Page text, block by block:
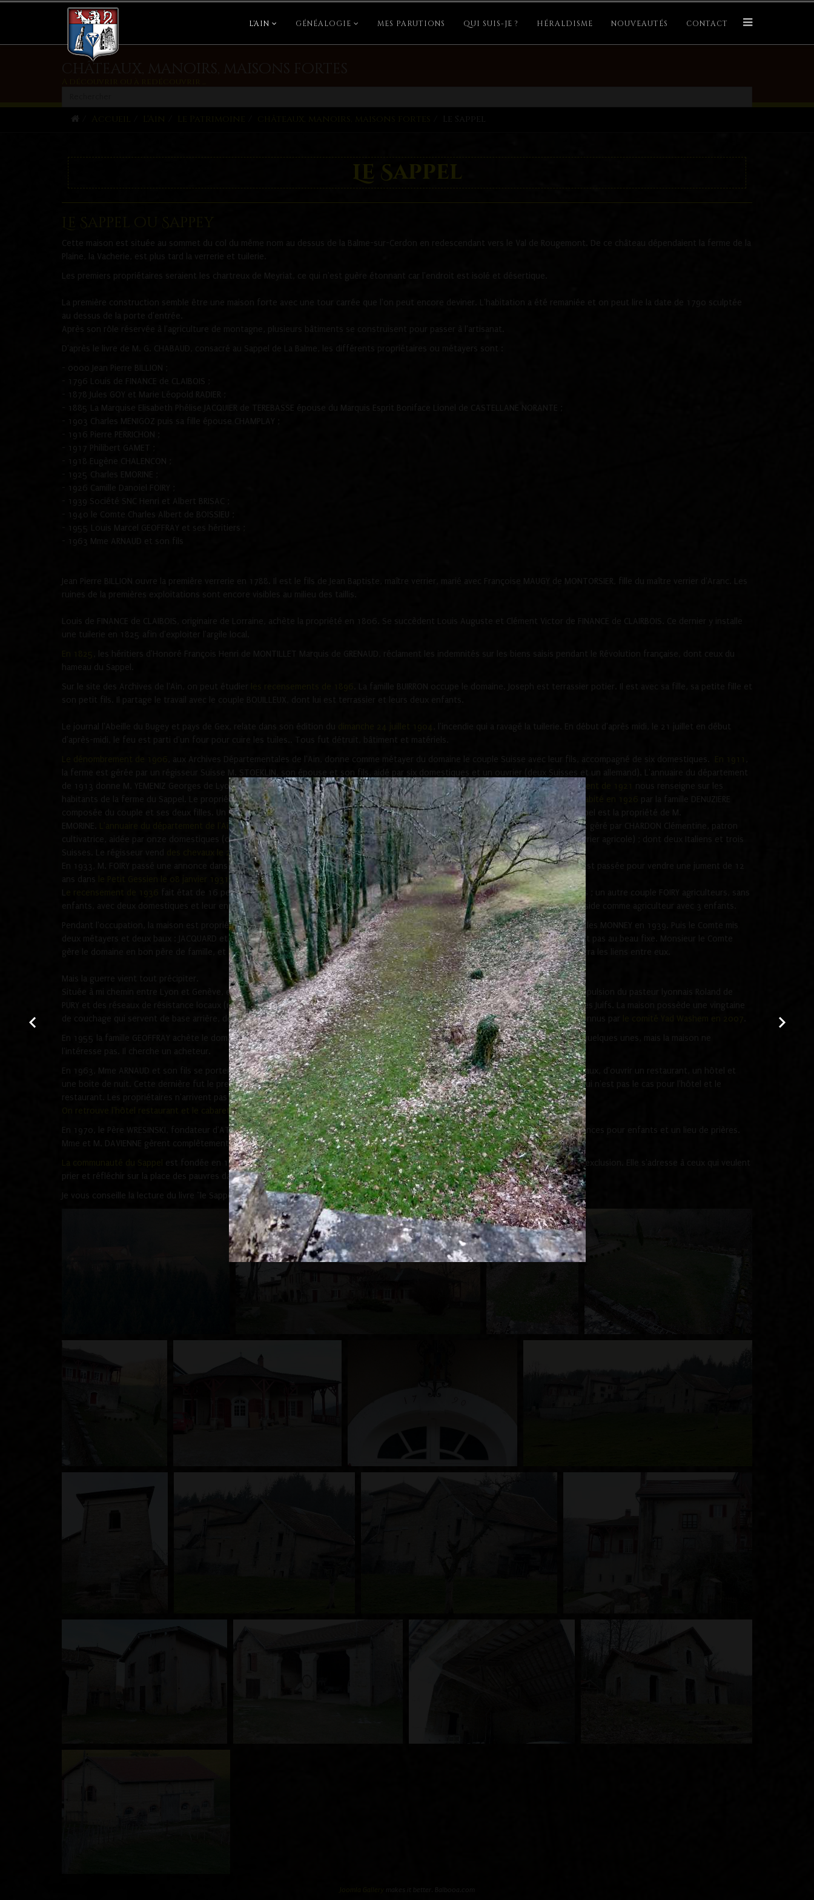
L'AIN GÉNÉALOGIE MES PARUTIONS QUI SUIS-JE ? HÉRALDISME NOUVEAUTÉS CONTACT
châteaux, manoirs, maisons fortes
Le Sappel
Le Sappel
Cette maison est située au sommet du col du même nom au dessus de la Balme-sur-Cerdon en redescendant vers le Val de Rougemont. De ce château dépendaient la ferme de la
Plaine, la Vacherie, est plus tard la verrerie et tuilerie.
Les premiers propriétaires seraient les chartreux de Meyriat, ce qui n'est guère étonnant car l'endroit est isolé et désertique.
La première construction semble être une maison forte avec une tour carrée que l'on peut encore deviner. L'habitation a été remaniée et on peut lire la date de 1790 sculptée
au dessus de la porte d'entrée.
Après son rôle réservée à l'agriculture de montagne, plusieurs bâtiments se construisent pour passer à l'artisanat.
D'après le livre de M. G. CHABAUD, consacré au Sappel de La Balme, les différents propriétaires ou métayers sont :
- 0000 Jean Pierre BILLION ;
- 1796 Louis de FINANCE de CLAIBOIS ;
- 1878 Jules GOY et Marie Léopold RADIER ;
- 1885 La Marquise Elisabeth Phélise JACQUIER de TEREBASSE épouse du Marquis Esprit Boniface Lionel de CASTELLANE NORANTE ;
- 1903 Charles MENIGOZ puis sa fille épouse CHAMPLAY ;
- 1916 Pierre PERRICHON ;
- 1917 Philibert GAMET ;
- 1918 Eugène CHALENCON ;
- 1925 Charles EMORINE ;
- 1926 Camille Danoiel FOIRY ;
- 1939 Société SNC Henri et Albert BRISAC ;
- 1940 le Comte Charles Albert de BOISSIEU ;
- 1955 Louis Marcel GEOFFRAY et ses héritiers ;
- 1963 Mme ARNAUD et son fils
Jean Pierre BILLION ouvre la première verrerie en 1788. Il est le fils de Jean Baptiste, maître verrier, marié avec Françoise MAUGY de MONTORSIER, fille du maître verrier d'Aranc. Les
ruines de la premières exploitations sont encore visibles au milieu des taillis.
Louis de FINANCE de CLAIBOIS, originaire de Lorraine, achète la propriété en 1806. Se succèdent Louis Auguste et Clément Victor de FINANCE de CLAIRBOIS. Ce dernier y installe
une tuilerie en 1825 afin d'exploiter l'argile local.
, les héritiers d'Honoré François Henri de MONTILLET Marquis de GRENAUD, réclament les indemnités sur les biens saisis pendant le Révolution française, dont ceux du
hameau du Sappel.
Sur le site des Archives de l'Ain, on peut étudier
. La famille BUIRRON occupe le domaine. Joseph est terrassier potier. Il est avec sa fille, sa petite fille et
son petit fils. Il partage le travail avec le couple BOUILLEUX, dont lui est terrassier et leurs deux enfants.
Le journal l'Abeille du Bugey et pays de Gex, relate dans son édition du
, l'incendie qui a ravagé la tuilerie. En début d'après midi, le 21 juillet en début
d'après-midi, le feu est parti d'un four pour cuire les tuiles.. Tous fut détruit, bâtiment et matériels.
, aux Archives Départementales de l'Ain, donne comme métayer du domaine le couple Suisse avec leur fils, accompagné de six domestiques.
la ferme est gérée par un régisseur Suisse M. STOEKLIN, son épouse et son fils, aidé par six domestiques et un ouvrier (deux Suisses et un allemand). L'annuaire du département
de 1913 donne M. YEMENIZ Georges de Lyon, et celui de 1914 M. CHAMPELAY, de Lons-le-Saunier, propriétaire du Sappey.Le recensement de 1921
nous renseigne sur les
habitants de la ferme du Sappel. Le propriétaire GAUTHIER emploie un couple Suisse aidé de deux vachers et un berger.Le Sappel est habité en 1926
par la famille DENUZIERE
composée du couple et ses deux filles. Un garde particulier gère aussi le domaine, accompagné de son épouse. Comme en 1925 le Sappel est la propriété de M.
L'annuaire du département de l'Ain de 1927donne M. FLORINE de Dijon comme propriétaire au Sappel.En 1931, le domaine est géré par CHARDON Clémentine, patron
cultivatrice, aidée par onze domestiques (cultivateur, deux vachers, mécanicien, porcher, charretier, cuisinière, gouvernante et une ouvrier agricole) ; dont deux Italiens et trois
des chevaux le 27 juillet 1924.
En 1933, M. FOIRY passé une annonce dans le journal la laiterie française pour y vendre des porcs, truies et gorrets. Une autre annoce est passée pour vendre une jument de 12
.
fait état de 16 personnes vivant sur le domaine. Le couple DENIZIERE avec 2 filles, comme patrons cultivateurs ; un autre couple FOIRY agriculteurs, sans
enfants, avec deux domestiques et leur enfant et un employé. La propriété étant grande un couple de Polonais nommé FRANCZAK y réside comme agriculteur avec 3 enfants.
Pendant l'occupation, la maison est propriété de la famille de BOISSIEU. La ferme est exploitée par la famille JACCARD. Celle-ci embaucha les MONNEY en 1939. Puis le Comte mis
deux métayers et deux baux : JACQUARD et DUPERREX, tous agriculteurs originaires de Suisse. L'entente entre les deux exploitants n'est pas au beau fixe. Monsieur le Comte
gère le domaine en bon père de famille, et prend son rôle d'arbitre très à coeur. Le mariage de la fille JACCARD et du fils MONNEY, resserra les liens entre eux.
Mais la guerre vient tout précipiter.
Située à mi chemin entre Lyon et Genève, en pleine montagne et totalement isolé, c'est un endroit idéal. Entre 1942 et 1944, sous l'impulsion du pasteur lyonnais Roland de
PURY et des réseaux de résistance locaux (notamment Paulette Mercier), le domaine devient une plaque tournante pour le sauvetage des Juifs. La maison possède une vingtaine
de couchage qui servent de base arrière, de transit secret et deséjour pour les enfants juifs. Trois membres de la famille JACCARD reconnus par
En 1955 la famille GEOFFRAY achète le domaine et met en demeure les exploitants de partir du lieu. Il en exploite les terres, en revend quelques unes, mais la maison ne
l'intéresse pas. Il cherche un acheteur.
En 1963, Mme ARNAUD et son fils se portent acquéreurs du château et de quelques terrains attenants. Ils décident de réaliser des travaux, d'ouvrir un restaurant, un hôtel et
une boite de nuit. Cette dernière fut le premier lieu ouvert, installée dans les caves de la demeure. Le succès est au rendez vous ! Ce qui n'est pas le cas pour l'hôtel et le
restaurant. Les propriétaires n'arrivent pas à faire face aux dettes. En 1969, leurs biens sont saisis et vendus aux enchères.
On retrouve l'hôtel restaurant et le cabaret dans l'indicateur FOURNIER de l'Ain de 1967-1968.
En 1970, le Père WRESINSKI, fondateur d'ATD Quart Monde, visite le site. Le lieu lui inspire quiétude. Le lieu devient une colonie de vacances pour enfants et un lieu de prières.
Mme et M. DAVIENNE gèrent complètement la demeure entre 1981 et 1989, puis de 2011 à 2023.
est fondée en 1989. Elle est reconnue par l'église de Lyon. Son but est de réunir des familles en situation d'exclusion. Elle s'adresse à ceux qui veulent
prier et réfléchir sur la place des pauvres dans la vie de l'église.
Je vous conseille la lecture du livre "le Sappel à Labalme un lieu, des hommes, une mémoire" de G. CHABAUD paru en 2026
makes it better. Balbooa.com